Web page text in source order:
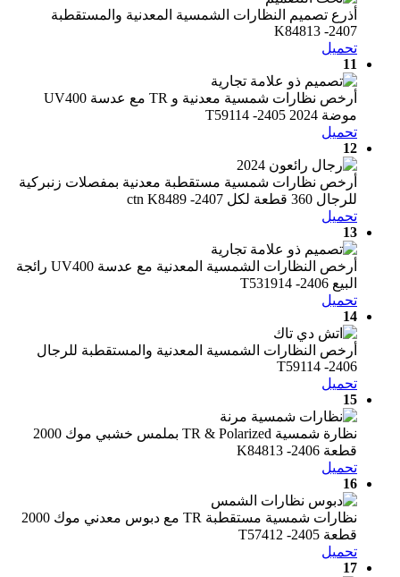
أذرع تصميم النظارات الشمسية المعدنية والمستقطبة
K84813 -2407
تحميل
11
أرخص نظارات شمسية معدنية و TR مع عدسة UV400
موضة 2024 T59114 -2405
تحميل
12
أرخص نظارات شمسية مستقطبة معدنية بمفصلات زنبركية
للرجال 360 قطعة لكل ctn K8489 -2407
تحميل
13
أرخص النظارات الشمسية المعدنية مع عدسة UV400 رائجة
البيع T531914 -2406
تحميل
14
أرخص النظارات الشمسية المعدنية والمستقطبة للرجال
T59114 -2406
تحميل
15
نظارة شمسية TR & Polarized بملمس خشبي موك 2000
قطعة K84813 -2406
تحميل
16
نظارات شمسية مستقطبة TR مع دبوس معدني موك 2000
قطعة T57412 -2405
تحميل
17